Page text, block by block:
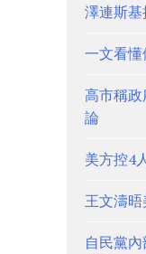
澤連斯
一文看
高市稱
論
美方控4
王文濤
自民黨